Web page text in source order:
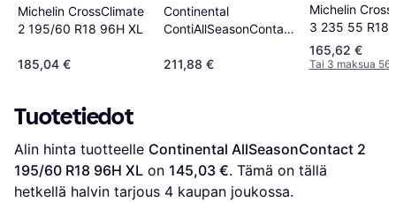
Michelin CrossClimate
2 195/60 R18 96H XL
185,04 €
Continental
ContiAllSeasonContact
211,88 €
Michelin
3 235 55 R18
Tire
165,62 €
Tai 3 maksua
Tuotetiedot
Alin hinta tuotteelle Continental AllSeasonContact 2
195/60 R18 96H XL on 145,03 €. Tämä on tällä
hetkellä halvin tarjous 4 kaupan joukossa.